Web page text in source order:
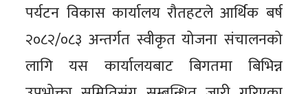
पर्यटन विकास कार्यालय रौतहटले आर्थिक बर्ष
२०८२/०८३ अन्तर्गत स्वीकृत योजना संचालनको
लागि यस कार्यालयबाट बिगतमा बिभिन्न